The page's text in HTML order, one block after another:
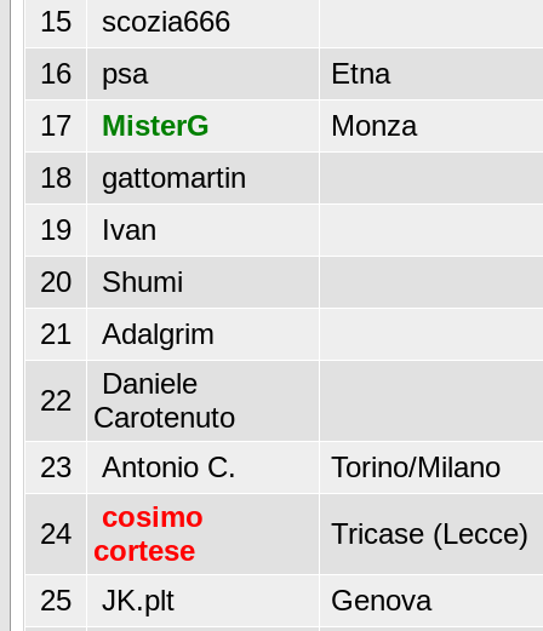
15
scozia666
16
psa
Etna
17
MisterG
Monza
18
gattomartin
19
Ivan
20
Shumi
21
Adalgrim
22
Daniele
Carotenuto
23
Antonio C. Torino/Milano
24
cosimo
cortese
Tricase (Lecce)
25 JK.plt
Genova